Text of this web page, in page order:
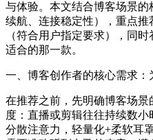
与体验。本文结合博客场景的
续航、连接稳定性），重点推
（符合用户指定要求），同
适合的那一款。
一、博客创作者的核心需求：
在推荐之前，先明确博客场景
度 ：直播或剪辑往往持续数
分散注意力， 轻量化+柔软耳